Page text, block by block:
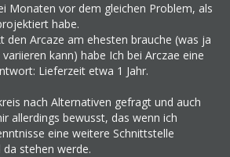
Monaten vor dem gleichen Problem, als
habe.
den Arcaze am ehesten brauche (was ja
kann) habe Ich bei Arczae eine
Lieferzeit etwa 1 Jahr.
nach Alternativen gefragt und auch
allerdings bewusst, das wenn ich
eine weitere Schnittstelle
stehen werde.